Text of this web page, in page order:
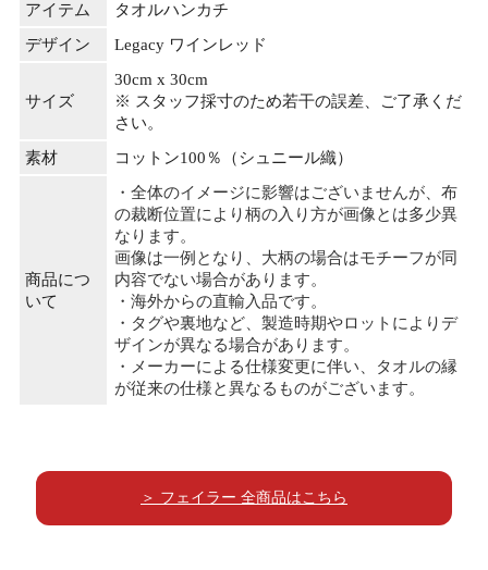
アイテム
タオルハンカチ
デザイン
Legacy ワインレッド
サイズ
30cm x 30cm
※ スタッフ採寸のため若干の誤差、ご了承くだ
さい。
素材
コットン100％（シュニール織）
商品につ
いて
・全体のイメージに影響はございませんが、布
の裁断位置により柄の入り方が画像とは多少異
なります。
画像は一例となり、大柄の場合はモチーフが同
内容でない場合があります。
・海外からの直輸入品です。
・タグや裏地など、製造時期やロットによりデ
ザインが異なる場合があります。
・メーカーによる仕様変更に伴い、タオルの縁
が従来の仕様と異なるものがございます。
＞ フェイラー 全商品はこちら